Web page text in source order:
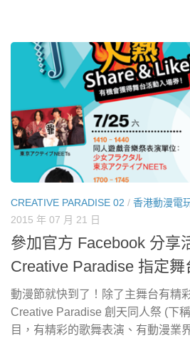
CREATIVE PARADISE 02 / 香港動漫電
2015 年 07 月 21 日
參加官方 Facebook 分享
Creative Paradise 指定舞
動漫節就快到了！除了主舞台有精
Creative Paradise 創天同人祭 (下
目，有精彩的歌舞表演、有動漫業